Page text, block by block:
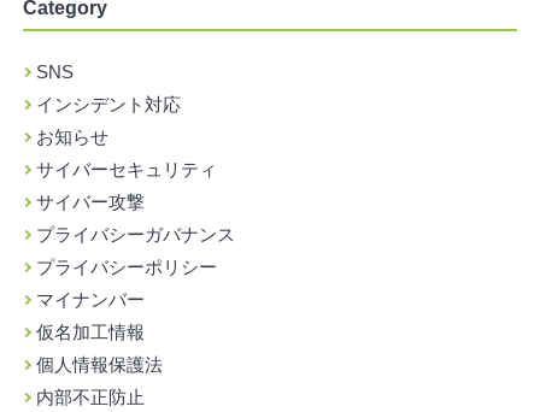
Category
SNS
インシデント対応
お知らせ
サイバーセキュリティ
サイバー攻撃
プライバシーガバナンス
プライバシーポリシー
マイナンバー
仮名加工情報
個人情報保護法
内部不正防止